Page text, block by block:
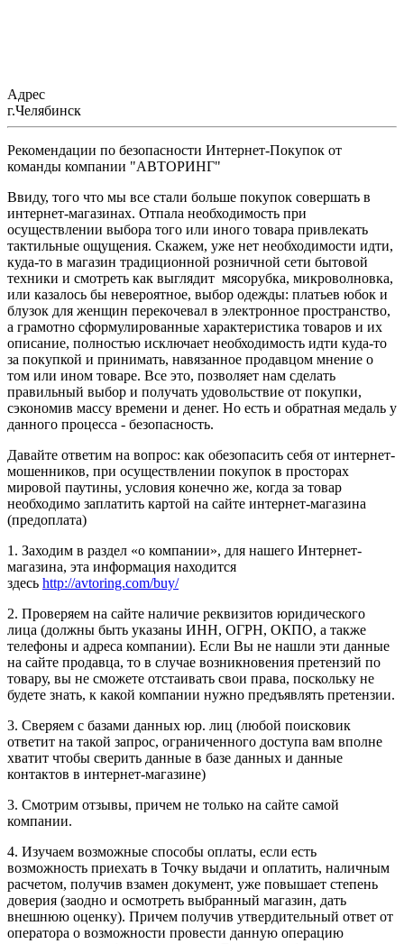
Адрес
г.Челябинск
Рекомендации по безопасности Интернет-Покупок от
команды компании "АВТОРИНГ"
Ввиду, того что мы все стали больше покупок совершать в
интернет-магазинах. Отпала необходимость при
осуществлении выбора того или иного товара привлекать
тактильные ощущения. Скажем, уже нет необходимости идти,
куда-то в магазин традиционной розничной сети бытовой
техники и смотреть как выглядит мясорубка, микроволновка,
или казалось бы невероятное, выбор одежды: платьев юбок и
блузок для женщин перекочевал в электронное пространство,
а грамотно сформулированные характеристика товаров и их
описание, полностью исключает необходимость идти куда-то
за покупкой и принимать, навязанное продавцом мнение о
том или ином товаре. Все это, позволяет нам сделать
правильный выбор и получать удовольствие от покупки,
сэкономив массу времени и денег. Но есть и обратная медаль у
данного процесса - безопасность.
Давайте ответим на вопрос: как обезопасить себя от интернет-
мошенников, при осуществлении покупок в просторах
мировой паутины, условия конечно же, когда за товар
необходимо заплатить картой на сайте интернет-магазина
(предоплата)
1. Заходим в раздел «о компании», для нашего Интернет-
магазина, эта информация находится
здесь http://avtoring.com/buy/
2. Проверяем на сайте наличие реквизитов юридического
лица (должны быть указаны ИНН, ОГРН, ОКПО, а также
телефоны и адреса компании). Если Вы не нашли эти данные
на сайте продавца, то в случае возникновения претензий по
товару, вы не сможете отстаивать свои права, поскольку не
будете знать, к какой компании нужно предъявлять претензии.
3. Сверяем с базами данных юр. лиц (любой поисковик
ответит на такой запрос, ограниченного доступа вам вполне
хватит чтобы сверить данные в базе данных и данные
контактов в интернет-магазине)
3. Смотрим отзывы, причем не только на сайте самой
компании.
4. Изучаем возможные способы оплаты, если есть
возможность приехать в Точку выдачи и оплатить, наличным
расчетом, получив взамен документ, уже повышает степень
доверия (заодно и осмотреть выбранный магазин, дать
внешнюю оценку). Причем получив утвердительный ответ от
оператора о возможности провести данную операцию